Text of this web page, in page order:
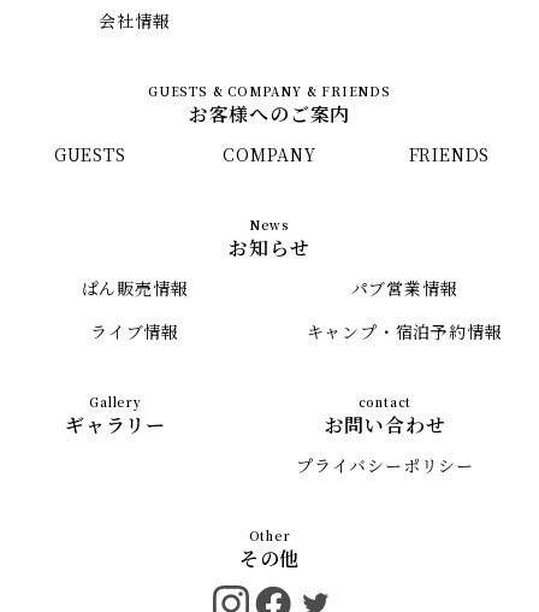
会社情報
お客様へのご案内
GUESTS COMPANY FRIENDS
お知らせ
ぱん販売情報
パブ営業情報
ライブ情報
キャンプ・宿泊予約情報
ギャラリー お問い合わせ
プライバシーポリシー
その他